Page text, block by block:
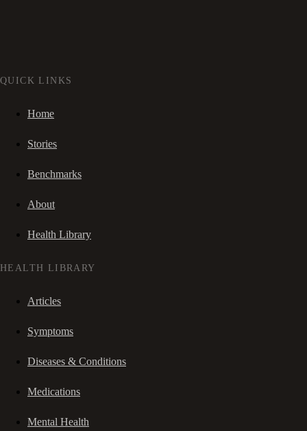
QUICK LINKS
Home
Stories
Benchmarks
About
Health Library
HEALTH LIBRARY
Articles
Symptoms
Diseases & Conditions
Medications
Mental Health